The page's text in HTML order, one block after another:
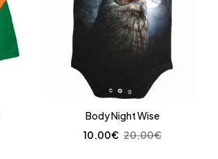
Body Night Wise
20,00€
10,00€